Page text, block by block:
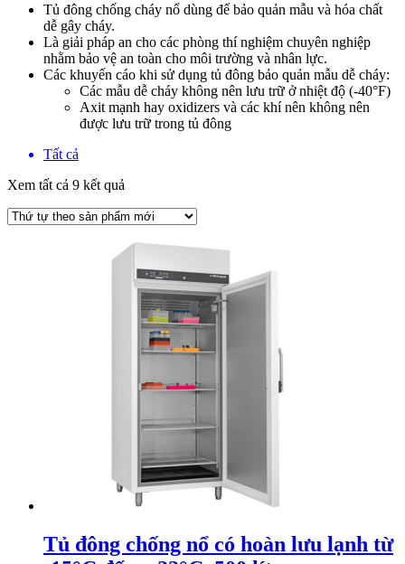
Tủ đông chống cháy nổ dùng để bảo quản mẫu và hóa chất
dễ gây cháy.
Là giải pháp an cho các phòng thí nghiệm chuyên nghiệp
nhằm bảo vệ an toàn cho môi trường và nhân lực.
Các khuyến cáo khi sử dụng tủ đông bảo quản mẫu dễ cháy:
Các mẫu dễ cháy không nên lưu trữ ở nhiệt độ (-40°F)
Axit mạnh hay oxidizers và các khí nên không nên
được lưu trữ trong tủ đông
Tất cả
Xem tất cả 9 kết quả
Tủ đông chống nổ có hoàn lưu lạnh từ